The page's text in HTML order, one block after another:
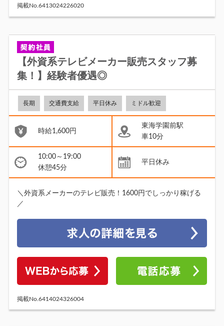
掲載No.6413024226020
【外資系テレビメーカー販売スタッフ募
集！】経験者優遇◎
長期 交通費支給 平日休み ミドル歓迎
時給1,600円
東海学園前駅
車10分
10:00～19:00
休憩45分
平日休み
＼外資系メーカーのテレビ販売！1600円でしっかり稼げる
／
掲載No.6414024326004